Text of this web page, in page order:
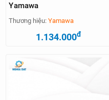
Yamawa
Thương hiệu:Yamawa
1.134.000đ